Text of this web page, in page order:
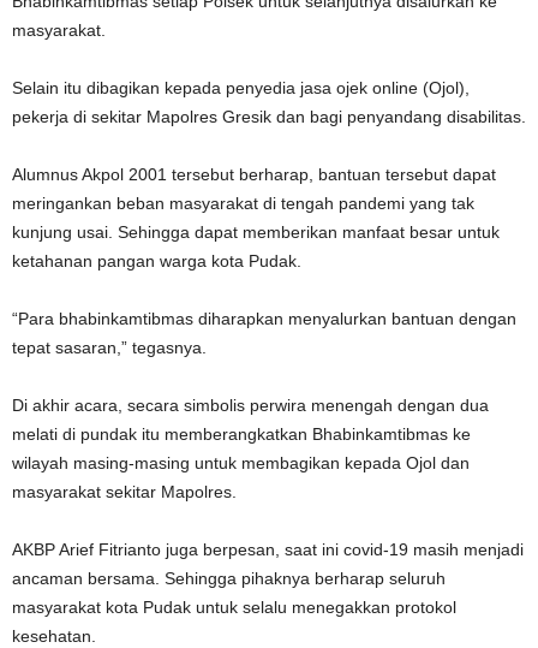
masyarakat.
Selain itu dibagikan kepada penyedia jasa ojek online (Ojol),
pekerja di sekitar Mapolres Gresik dan bagi penyandang disabilitas.
Alumnus Akpol 2001 tersebut berharap, bantuan tersebut dapat
meringankan beban masyarakat di tengah pandemi yang tak
kunjung usai. Sehingga dapat memberikan manfaat besar untuk
ketahanan pangan warga kota Pudak.
“Para bhabinkamtibmas diharapkan menyalurkan bantuan dengan
tepat sasaran,” tegasnya.
Di akhir acara, secara simbolis perwira menengah dengan dua
melati di pundak itu memberangkatkan Bhabinkamtibmas ke
wilayah masing-masing untuk membagikan kepada Ojol dan
masyarakat sekitar Mapolres.
AKBP Arief Fitrianto juga berpesan, saat ini covid-19 masih menjadi
ancaman bersama. Sehingga pihaknya berharap seluruh
masyarakat kota Pudak untuk selalu menegakkan protokol
kesehatan.